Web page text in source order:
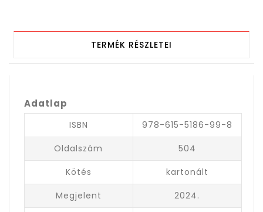
TERMÉK RÉSZLETEI
Adatlap
ISBN
978-615-5186-99-8
Oldalszám
504
Kötés
kartonált
Megjelent
2024.